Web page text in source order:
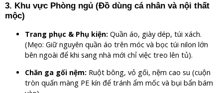
3. Khu vực Phòng ngủ (Đồ dùng cá nhân và nội thất
mộc)
Trang phục & Phụ kiện: Quần áo, giày dép, túi xách.
(Mẹo: Giữ nguyên quần áo trên móc và bọc túi nilon lớn
bên ngoài để khi sang nhà mới chỉ việc treo lên tủ).
Chăn ga gối nệm: Ruột bông, vỏ gối, nệm cao su (cuộn
tròn quấn màng PE kín để tránh ẩm mốc và bụi bẩn bám